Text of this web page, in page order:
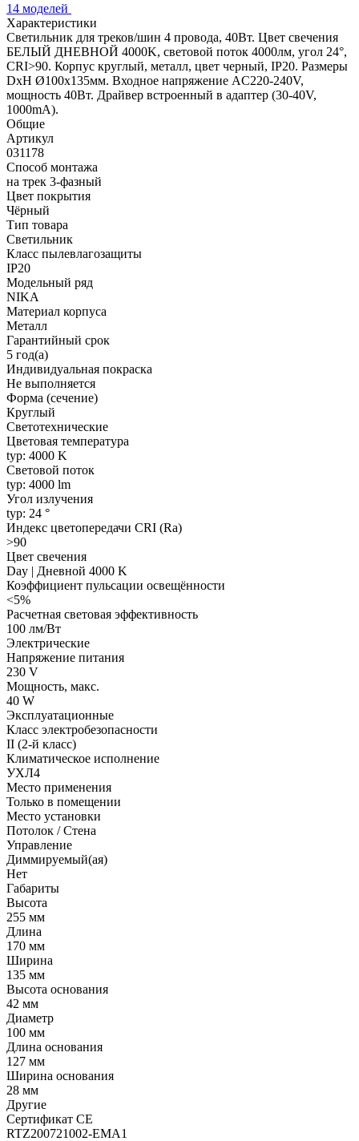
14 моделей
Характеристики
Светильник для треков/шин 4 провода, 40Вт. Цвет свечения
БЕЛЫЙ ДНЕВНОЙ 4000K, световой поток 4000лм, угол 24°,
CRI>90. Корпус круглый, металл, цвет черный, IP20. Размеры
DxH Ø100x135мм. Входное напряжение AC220-240V,
мощность 40Вт. Драйвер встроенный в адаптер (30-40V,
1000mA).
Общие
Артикул
031178
Способ монтажа
на трек 3-фазный
Цвет покрытия
Чёрный
Тип товара
Светильник
Класс пылевлагозащиты
IP20
Модельный ряд
NIKA
Материал корпуса
Металл
Гарантийный срок
5 год(а)
Индивидуальная покраска
Не выполняется
Форма (сечение)
Круглый
Светотехнические
Цветовая температура
typ: 4000 K
Световой поток
typ: 4000 lm
Угол излучения
typ: 24 °
Индекс цветопередачи CRI (Ra)
>90
Цвет свечения
Day | Дневной 4000 K
Коэффициент пульсации освещённости
<5%
Расчетная световая эффективность
100 лм/Вт
Электрические
Напряжение питания
230 V
Мощность, макс.
40 W
Эксплуатационные
Класс электробезопасности
II (2-й класс)
Климатическое исполнение
УХЛ4
Место применения
Только в помещении
Место установки
Потолок / Cтена
Управление
Диммируемый(ая)
Нет
Габариты
Высота
255 мм
Длина
170 мм
Ширина
135 мм
Высота основания
42 мм
Диаметр
100 мм
Длина основания
127 мм
Ширина основания
28 мм
Другие
Сертификат CE
RTZ200721002-EMA1